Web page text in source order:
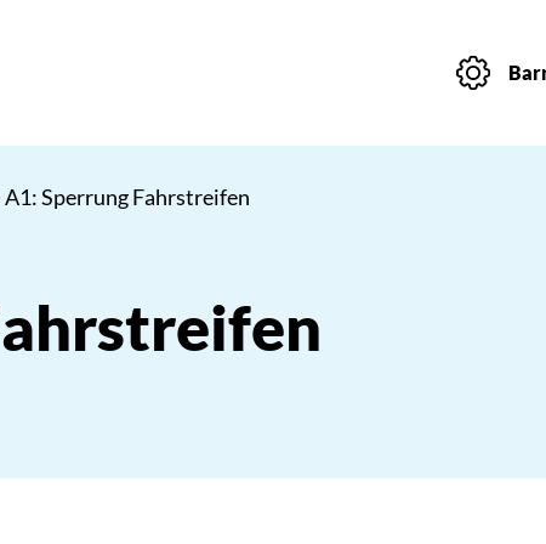
A1: Sperrung Fahrstreifen